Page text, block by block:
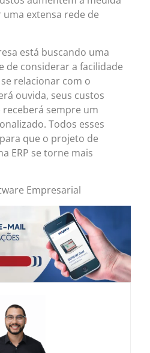
extensa rede de
está buscando uma
de considerar a facilidade
relacionar com o
ouvida, seus custos
sempre um
Todos esses
que o projeto de
ERP se torne mais
Empresarial